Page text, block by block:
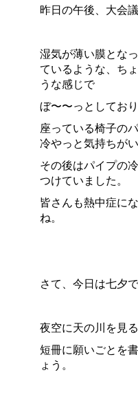
昨日の午後、大会
湿気が薄い膜とな
ているような、ち
うな感じで
ぼ〜〜っとしてお
座っている椅子の
冷やっと気持ちが
その後はパイプの
つけていました。
皆さんも熱中症に
ね。
さて、今日は七夕で
夜空に天の川を見
短冊に願いごとを
ょう。